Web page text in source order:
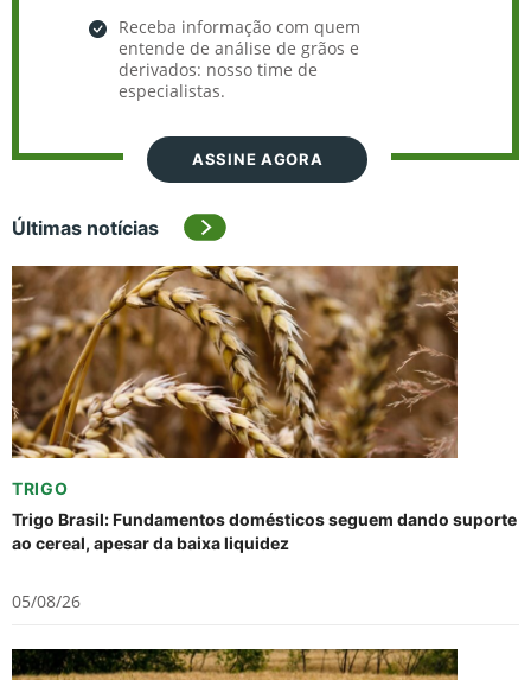
Receba informação com quem
entende de análise de grãos e
derivados: nosso time de
especialistas.
ASSINE AGORA
Últimas notícias
TRIGO
Trigo Brasil: Fundamentos domésticos seguem dando suporte
ao cereal, apesar da baixa liquidez
05/08/26